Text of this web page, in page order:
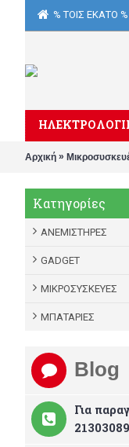
% ΤΟΙΣ ΕΚΑΤΟ %
Αρχική »
Κατηγορίες
ΑΝΕΜΙΣΤΗΡΕΣ
GADGET
ΜΙΚΡΟΣΥΣΚΕΥΕΣ
ΜΠΑΤΑΡΙΕΣ
Blog
Για